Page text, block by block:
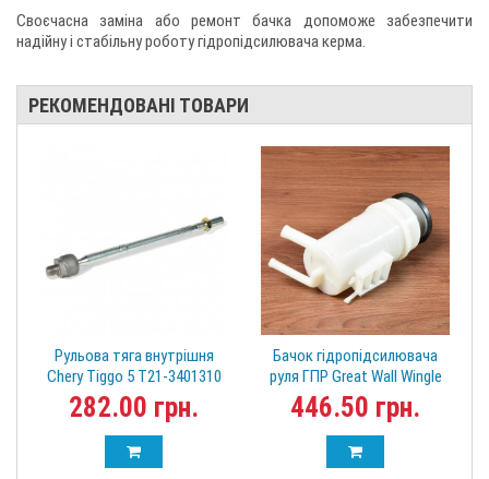
Своєчасна заміна або ремонт бачка допоможе забезпечити
надійну і стабільну роботу гідропідсилювача керма.
РЕКОМЕНДОВАНІ ТОВАРИ
Рульова тяга внутрішня
Chery Tiggo 5 T21-3401310
282.00 грн.
Бачок гідропідсилювача
руля ГПР Great Wall Wingle
3408100-P00 Вінгл
446.50 грн.